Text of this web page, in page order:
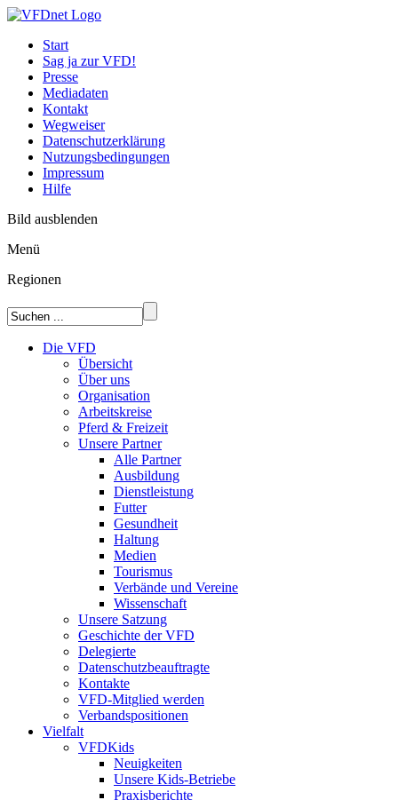
Start
Sag ja zur VFD!
Presse
Mediadaten
Kontakt
Wegweiser
Datenschutzerklärung
Nutzungsbedingungen
Impressum
Hilfe
Bild ausblenden
Menü
Regionen
Die VFD
Übersicht
Über uns
Organisation
Arbeitskreise
Pferd & Freizeit
Unsere Partner
Alle Partner
Ausbildung
Dienstleistung
Futter
Gesundheit
Haltung
Medien
Tourismus
Verbände und Vereine
Wissenschaft
Unsere Satzung
Geschichte der VFD
Delegierte
Datenschutzbeauftragte
Kontakte
VFD-Mitglied werden
Verbandspositionen
Vielfalt
VFDKids
Neuigkeiten
Unsere Kids-Betriebe
Praxisberichte